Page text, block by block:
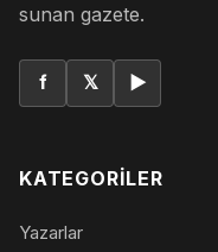
sunan gazete.
f 𝕏 ▶
KATEGORILER
Yazarlar